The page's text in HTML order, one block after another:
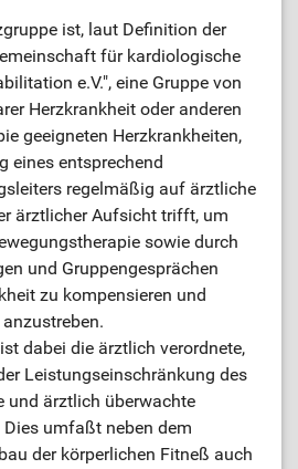
ist, laut Definition der
für kardiologische
e.V.", eine Gruppe von
Herzkrankheit oder anderen
geeigneten Herzkrankheiten,
eines entsprechend
regelmäßig auf ärztliche
ärztlicher Aufsicht trifft, um
sowie durch
und Gruppengesprächen
zu kompensieren und
dabei die ärztlich verordnete,
Leistungseinschränkung des
und ärztlich überwachte
umfaßt neben dem
der körperlichen Fitneß auch